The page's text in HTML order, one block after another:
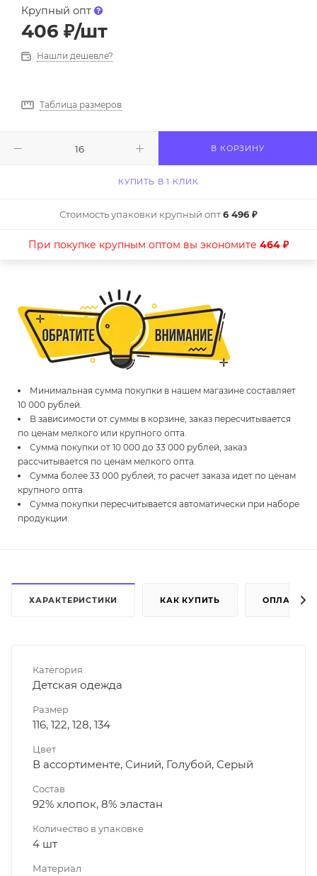
Крупный опт
406 ₽/шт
Нашли дешевле?
Таблица размеров
В КОРЗИНУ
КУПИТЬ В 1 КЛИК
Стоимость упаковки крупный опт6 496 ₽
При покупке крупным оптом вы экономите 464 ₽
Минимальная сумма покупки в нашем магазине составляет
10 000 рублей.
В зависимости от суммы в корзине, заказ пересчитывается
по ценам мелкого или крупного опта.
Сумма покупки от 10 000 до 33 000 рублей, заказ
рассчитывается по ценам мелкого опта.
Сумма более 33 000 рублей, то расчет заказа идет по ценам
крупного опта.
Сумма покупки пересчитывается автоматически при наборе
продукции.
ХАРАКТЕРИСТИКИ КАК КУПИТЬ ОПЛАТА
Категория
Детская одежда
Размер
116, 122, 128, 134
Цвет
В ассортименте, Синий, Голубой, Серый
Состав
92% хлопок, 8% эластан
Количество в упаковке
4 шт
Материал